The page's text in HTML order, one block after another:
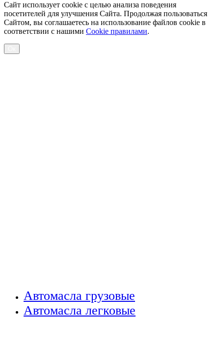
Сайт использует cookie с целью анализа поведения
посетителей для улучшения Сайта. Продолжая пользоваться
Сайтом, вы соглашаетесь на использование файлов cookie в
соответствии с нашими Cookiе правилами.
Автомасла грузовые
Автомасла легковые